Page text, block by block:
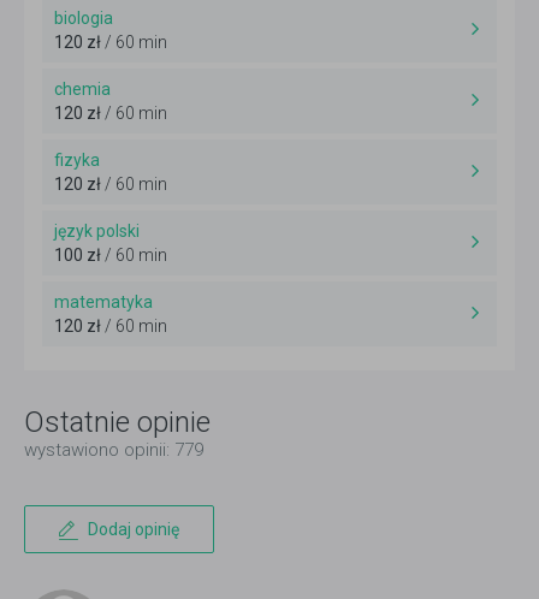
biologia
120 zł / 60 min
chemia
120 zł / 60 min
fizyka
120 zł / 60 min
język polski
100 zł / 60 min
matematyka
120 zł / 60 min
Ostatnie opinie
wystawiono opinii: 779
Dodaj opinię